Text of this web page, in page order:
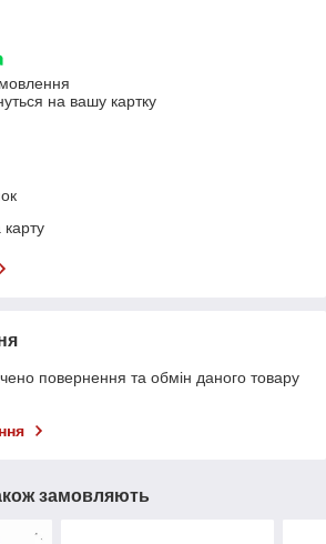
на вашу картку
повернення та обмін даного товару
замовляють